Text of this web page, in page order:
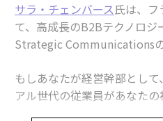
サラ・チェンバース氏は、フ
て、高成長のB2Bテクノロ
Strategic Communicationsの
もしあなたが経営幹部とし
アル世代の従業員があなた